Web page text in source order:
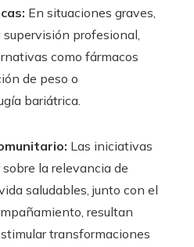
En situaciones graves,
profesional,
como fármacos
de peso o
bariátrica.
Las iniciativas
la relevancia de
saludables, junto con el
resultan
transformaciones